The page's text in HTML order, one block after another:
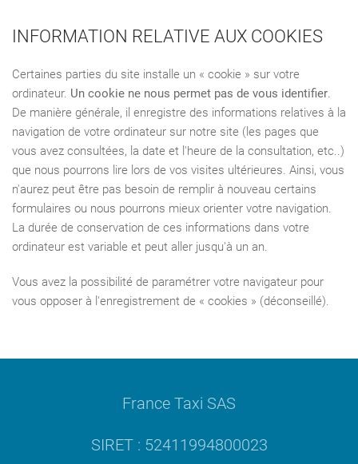
INFORMATION RELATIVE AUX COOKIES
Certaines parties du site installe un « cookie » sur votre
ordinateur. Un cookie ne nous permet pas de vous identifier.
De manière générale, il enregistre des informations relatives à la
navigation de votre ordinateur sur notre site (les pages que
vous avez consultées, la date et l'heure de la consultation, etc..)
que nous pourrons lire lors de vos visites ultérieures. Ainsi, vous
n'aurez peut être pas besoin de remplir à nouveau certains
formulaires ou nous pourrons mieux orienter votre navigation.
La durée de conservation de ces informations dans votre
ordinateur est variable et peut aller jusqu'à un an.
Vous avez la possibilité de paramétrer votre navigateur pour
vous opposer à l'enregistrement de « cookies » (déconseillé).
France Taxi SAS
SIRET : 52411994800023